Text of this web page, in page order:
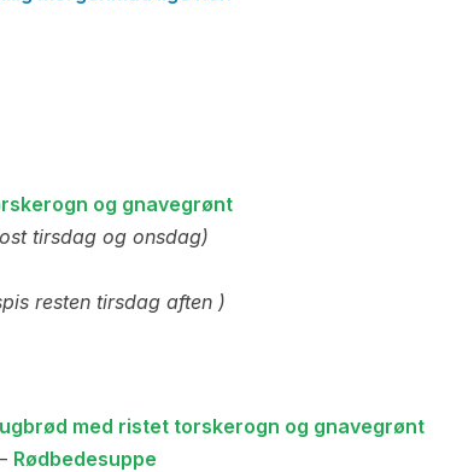
og gnavegrønt
tirsdag og onsdag)
resten tirsdag aften )
med ristet torskerogn og gnavegrønt
Rødbedesuppe